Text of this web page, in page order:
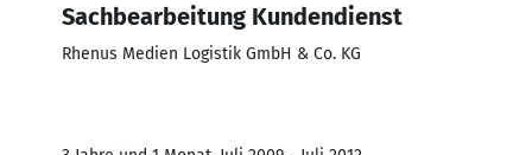
Sachbearbeitung Kundendienst
Rhenus Medien Logistik GmbH & Co. KG